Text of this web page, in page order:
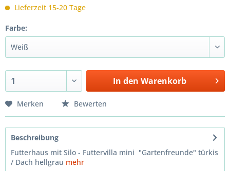
Lieferzeit 15-20 Tage
Farbe:
In den Warenkorb
Merken Bewerten
Beschreibung
Futterhaus mit Silo - Futtervilla mini "Gartenfreunde" türkis
/ Dach hellgrau mehr